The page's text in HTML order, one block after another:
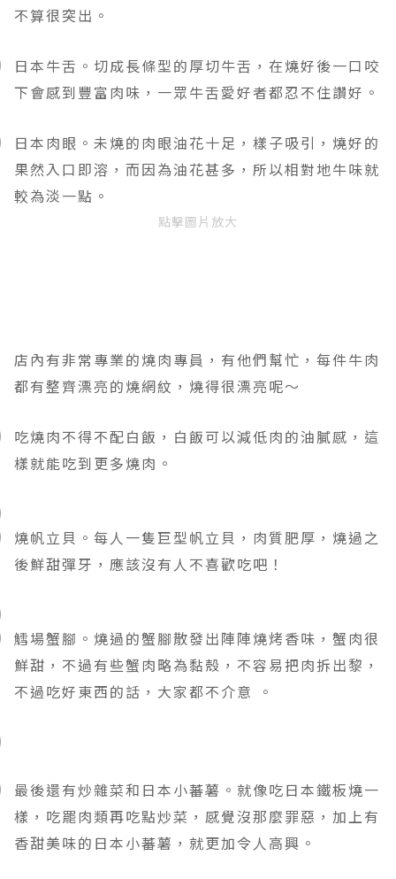
不算很突出。
日本牛舌。切成長條型的厚切牛舌，在燒好後一口咬
下會感到豐富肉味 ， 一眾牛舌愛好者都忍不住讚好。
日本肉眼。未燒的肉眼油花十足，樣子吸引 ，燒好的
果然入口即溶，而因為油花甚多 ，所以相對地牛味就
較為淡一點。
點擊圖片放大
店內有非常專業的燒肉專員，有他們幫忙，每件牛肉
都有整齊漂亮的燒網紋， 燒得很漂亮呢～
吃燒肉不得不配白飯，白飯可以減低肉的油膩感，這
樣就能吃到更多燒肉。
燒帆立貝。每人一隻巨型帆立貝，肉質肥厚，燒過之
後鮮甜彈牙，應該沒有人不喜歡吃吧！
鱈場蟹腳。燒過的蟹腳散發出陣陣燒烤香味，蟹肉很
鮮甜，不過有些蟹肉略為黏殼，不容易把肉拆出黎 ，
不過吃好東西的話 ，大家都不介意 。
最後還有炒雜菜和日本小蕃薯。就像吃日本鐵板燒一
樣，吃罷肉類再吃點炒菜，感覺沒那麼罪惡，加上有
香甜美味的日本小蕃薯，就更加令人高興。